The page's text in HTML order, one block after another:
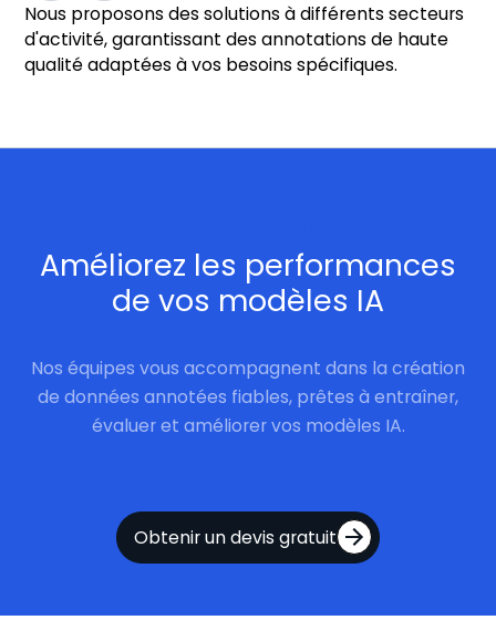
Nous proposons des solutions à différents secteurs
d'activité, garantissant des annotations de haute
qualité adaptées à vos besoins spécifiques.
Améliorez les performances
de vos modèles IA
Nos équipes vous accompagnent dans la création
de données annotées fiables, prêtes à entraîner,
évaluer et améliorer vos modèles IA.
Obtenir un devis gratuit